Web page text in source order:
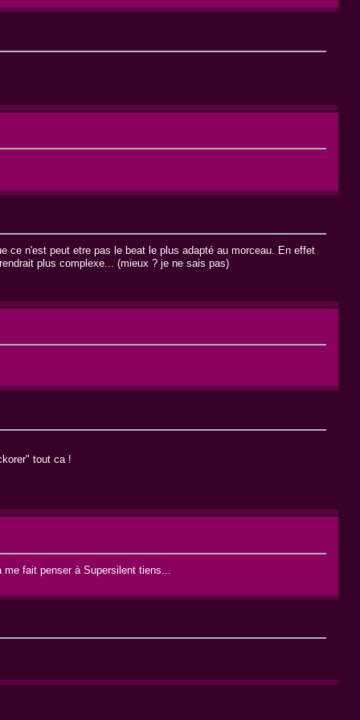
ce n'est peut etre pas le beat le plus adapté au morceau. En effet
plus complexe... (mieux ? je ne sais pas)
tout ca !
fait penser à Supersilent tiens...